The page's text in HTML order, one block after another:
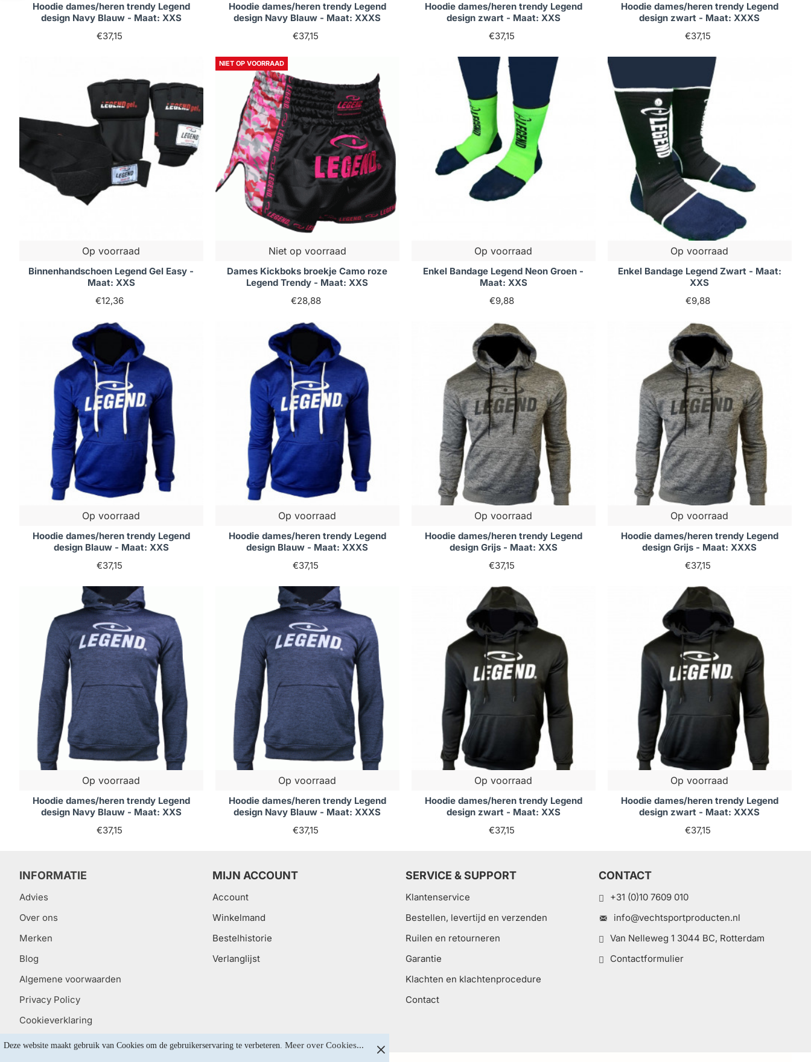
Deze website maakt gebruik van Cookies om de gebruikerservaring te verbeteren. Meer over Cookies...
Hoodie dames/heren trendy Legend
design Navy Blauw - Maat: XXS
€37,15
Hoodie dames/heren trendy Legend
design Navy Blauw - Maat: XXXS
€37,15
Hoodie dames/heren trendy Legend
design zwart - Maat: XXS
€37,15
Hoodie dames/heren trendy Legend
design zwart - Maat: XXXS
€37,15
Op voorraad
Binnenhandschoen Legend Gel Easy -
Maat: XXS
€12,36
NIET OP VOORRAAD
Niet op voorraad
Dames Kickboks broekje Camo roze
Legend Trendy - Maat: XXS
€28,88
Op voorraad
Enkel Bandage Legend Neon Groen -
Maat: XXS
€9,88
Op voorraad
Enkel Bandage Legend Zwart - Maat:
XXS
€9,88
Op voorraad
Hoodie dames/heren trendy Legend
design Blauw - Maat: XXS
€37,15
Op voorraad
Hoodie dames/heren trendy Legend
design Blauw - Maat: XXXS
€37,15
Op voorraad
Hoodie dames/heren trendy Legend
design Grijs - Maat: XXS
€37,15
Op voorraad
Hoodie dames/heren trendy Legend
design Grijs - Maat: XXXS
€37,15
Op voorraad
Hoodie dames/heren trendy Legend
design Navy Blauw - Maat: XXS
€37,15
Op voorraad
Hoodie dames/heren trendy Legend
design Navy Blauw - Maat: XXXS
€37,15
Op voorraad
Hoodie dames/heren trendy Legend
design zwart - Maat: XXS
€37,15
Op voorraad
Hoodie dames/heren trendy Legend
design zwart - Maat: XXXS
€37,15
INFORMATIE
Advies
Over ons
Merken
Blog
Algemene voorwaarden
Privacy Policy
Cookieverklaring
MIJN ACCOUNT
Account
Winkelmand
Bestelhistorie
Verlanglijst
SERVICE & SUPPORT
Klantenservice
Bestellen, levertijd en verzenden
Ruilen en retourneren
Garantie
Klachten en klachtenprocedure
Contact
CONTACT
+31 (0)10 7609 010
info@vechtsportproducten.nl
Van Nelleweg 1 3044 BC, Rotterdam
Contactformulier